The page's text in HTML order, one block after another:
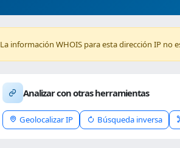
La información WHOIS para esta dirección IP no
Analizar con otras herramientas
Geolocalizar IP Búsqueda inversa